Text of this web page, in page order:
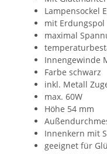
Lampensockel
mit Erdungspol
maximal
Innengewinde
Farbe schwarz
inkl. Metall
max. 60W
Höhe 54 mm
Innenkern mit
geeignet für